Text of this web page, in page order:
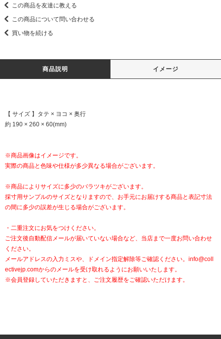
この商品を友達に教える
この商品について問い合わせる
買い物を続ける
商品説明 イメージ
【 サイズ 】タテ × ヨコ × 奥行
約 190 × 260 × 60(mm)
※商品画像はイメージです。
実際の商品と色味や仕様が多少異なる場合がございます。
※商品によりサイズに多少のバラツキがございます。
採寸用サンプルのサイズとなりますので、お手元にお届けする商品と表記寸法
の間に多少の誤差が生じる場合がございます。
・二重注文にお気をつけください。
ご注文後自動配信メールが届いていない場合など、当店まで一度お問い合わせ
ください。
メールアドレスの入力ミスや、ドメイン指定解除等ご確認ください。 info@coll
ectivejp.comからのメールを受け取れるようにお願いいたします。
※会員登録していただきますと、ご注文履歴をご確認いただけます。